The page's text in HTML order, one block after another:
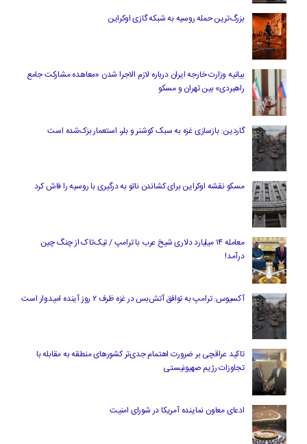
بزرگ‌ترین حمله روسیه به شبکه گازی اوکراین
بیانیه وزارت خارجه ایران درباره لازم‌ الاجرا شدن «معاهده مشارکت جامع
راهبردی» بین تهران و مسکو
گاردین: بازسازی غزه به سبک کوشنر و بلر، استعمار بزک‌شده است
مسکو نقشه اوکراین برای کشاندن ناتو به درگیری با روسیه را فاش کرد
معامله ۱۴ میلیارد دلاری شیخ عرب با ترامپ / تیک‌تاک از چنگ چین
درآمد!
آکسیوس: ترامپ به توافق آتش‌بس در غزه ظرف ۲ روز آینده امیدوار است
تاکید عراقچی بر ضرورت اهتمام جدی‌تر کشورهای منطقه به مقابله با
تجاوزات رژیم صهیونیستی
ادعای معاون نماینده آمریکا در شورای امنیت